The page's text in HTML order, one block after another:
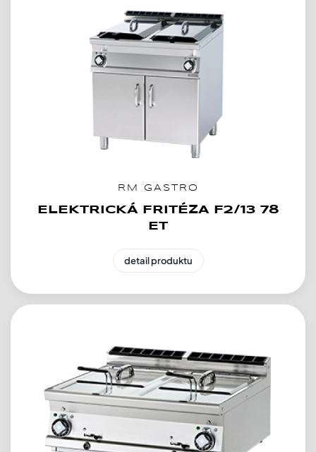
RM GASTRO
ELEKTRICKÁ FRITÉZA F2/13 78
ET
detail produktu